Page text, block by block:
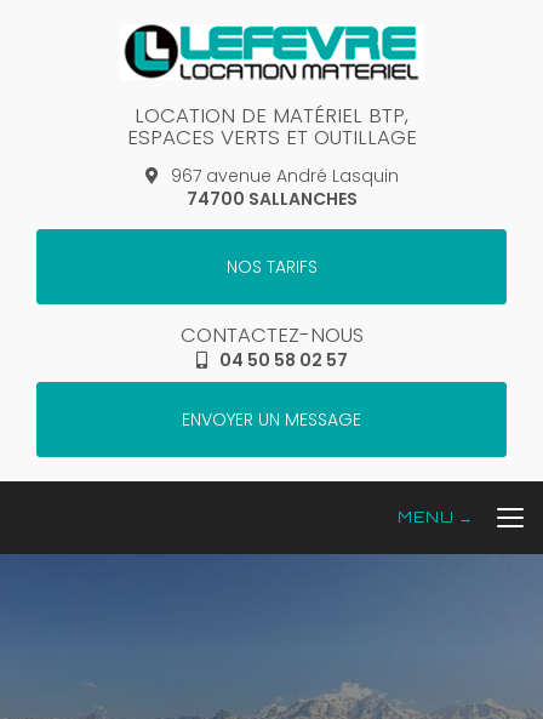
LOCATION DE MATÉRIEL BTP,
ESPACES VERTS ET OUTILLAGE
967 avenue André Lasquin
74700 SALLANCHES
NOS TARIFS
CONTACTEZ-NOUS
04 50 58 02 57
ENVOYER UN MESSAGE